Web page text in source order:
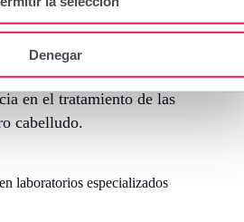
Denegar
está especialmente formulado
cómoda y agradable. Es el
en el tratamiento de las
cabelludo.
laboratorios especializados